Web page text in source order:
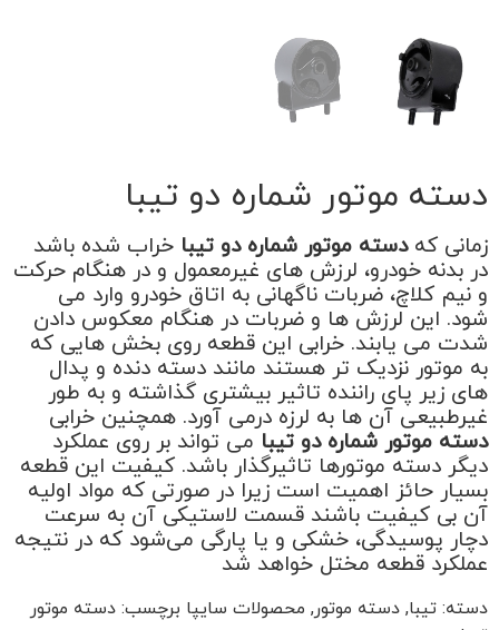
دسته موتور شماره دو تیبا
زمانی کهدسته موتور شماره دو تیبا خراب شده باشد
در بدنه خودرو، لرزش های غیرمعمول و در هنگام حرکت
و نیم کلاچ، ضربات ناگهانی به اتاق خودرو وارد می
شود. این لرزش ها و ضربات در هنگام معکوس دادن
شدت می یابند. خرابی این قطعه روی بخش هایی که
به موتور نزدیک تر هستند مانند دسته دنده و پدال
های زیر پای راننده تاثیر بیشتری گذاشته و به طور
غیرطبیعی آن ها به لرزه درمی آورد. همچنین خرابی
دسته موتور شماره دو تیبا می تواند بر روی عملکرد
دیگر دسته موتورها تاثیرگذار باشد. کیفیت این قطعه
بسیار حائز اهمیت است زیرا در صورتی که مواد اولیه
آن بی کیفیت باشند قسمت لاستیکی آن به سرعت
دچار پوسیدگی، خشکی و یا پارگی می‌شود که در نتیجه‌
عملکرد قطعه مختل خواهد شد
دسته: تیبا, دسته موتور, محصولات سایپا برچسب: دسته موتور